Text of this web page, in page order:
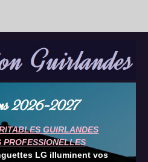
2026-2027
GUIRLANDES
PROFESSIONELLES
LG illuminent vos